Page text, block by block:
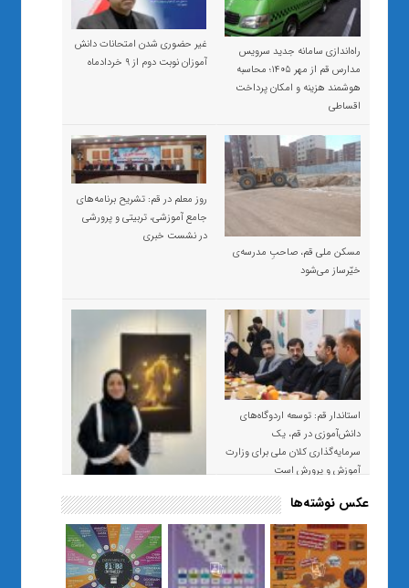
راه‌اندازی سامانه جدید سرویس
مدارس قم از مهر ۱۴۰۵؛ محاسبه
هوشمند هزینه و امکان پرداخت
اقساطی
غیر حضوری شدن امتحانات دانش
آموزان نوبت دوم از ۹ خردادماه
مسکن ملی قم، صاحبِ مدرسه‌ی
خیّرساز می‌شود
روز معلم در قم: تشریح برنامه‌های
جامع آموزشی، تربیتی و پرورشی
در نشست خبری
استاندار قم: توسعه اردوگاه‌های
دانش‌آموزی در قم، یک
سرمایه‌گذاری کلان ملی برای وزارت
آموزش و پرورش است
«صبر و اعتماد؛ روایت معلمی که
نسل Z را از بی‌هدفی به خودباوری
رساند / از یک کلاس ساده در قم تا
حضور مشترک معلم و هنرجویان
در مهم‌ترین گالری قرآنی هوش
عکس نوشته‌ها